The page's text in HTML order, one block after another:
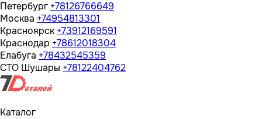
Петербург +78126766649
Москва +74954813301
Красноярск +73912169591
Краснодар +78612018304
Елабуга +78432545359
СТО Шушары +78122404762
Каталог